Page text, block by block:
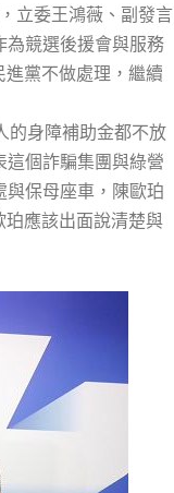
立委王鴻薇、副發言
為競選後援會與服務
黨不做處理，繼續
的身障補助金都不放
個詐騙集團與綠營
保母座車，陳歐珀
應該出面說清楚與